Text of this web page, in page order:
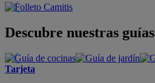
Descubre nuestras guías
Tarjeta